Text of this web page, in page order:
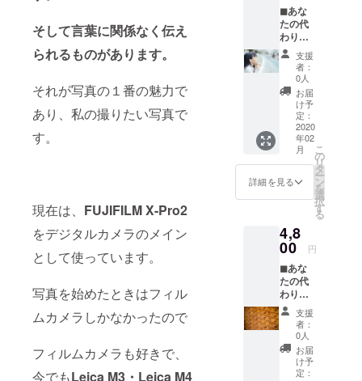
そして言葉に関係なく伝え
られるものがあります。
それが写真の１番の魅力で
あり、私の撮りたい写真で
す。
現在は、 FUJIFILM X-Pro2
をデジタルカメラのメイン
として使っています。
写真を始めたときはフィル
ムカメラしかなかったので
フィルムカメラも好きで、
今でもLeica M3・ Leica M4
国後にサン
キューカードを
添えて発送しま
す。またブログ
にて発送の報告
をさせていただ
きます。
◼︎あな
たの代
わりに
台湾
「龍山
寺」に
て恋愛
成就祈
願＋赤
い糸＋
サン
キュー
カード
◼︎ 台湾
の龍山
寺には
んの神
様が祀
られて
いて歴
史があ
りとて
も有名
です
が、恋
愛成就
のご利
益があ
支援
者：
0人
お届
け予
定：
2020
年02
月
詳細を見る
こ
の
リ
タ
ー
ン
を
選
択
す
る
4,8
00 円
◼︎あな
たの代
わりに
台湾
「龍山
寺」に
ておみ
くじ＋
サン
支援
者：
0人
お届
け予
定：